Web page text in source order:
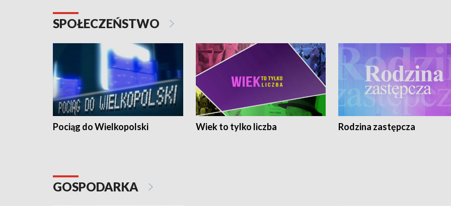
SPOŁECZEŃSTWO
Pociąg do Wielkopolski Wiek to tylko liczba Rodzina zastępcza
GOSPODARKA